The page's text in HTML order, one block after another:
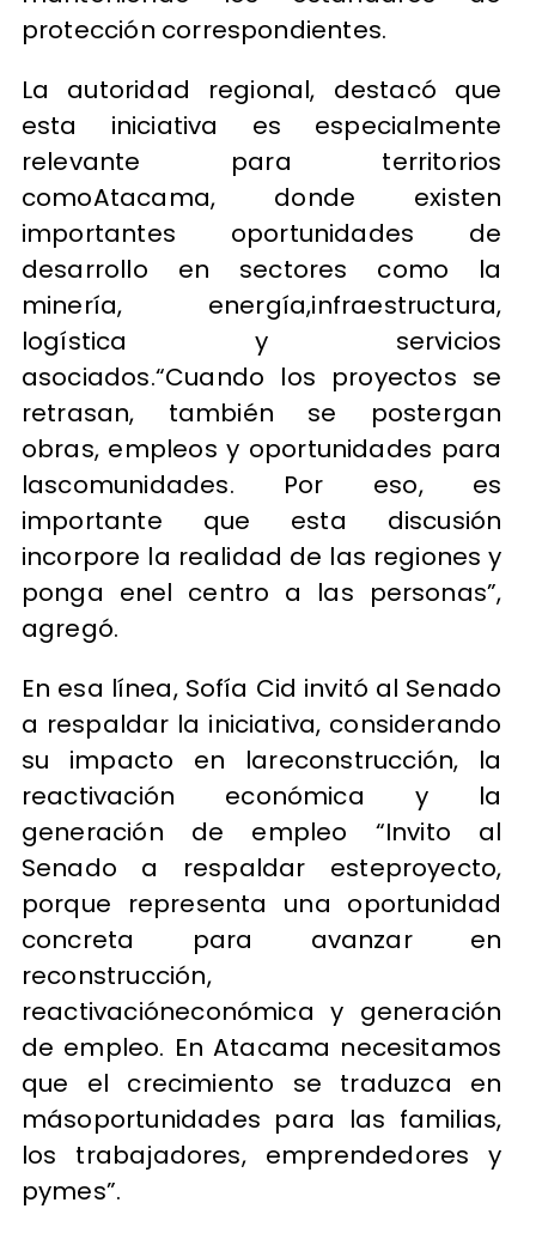
protección correspondientes.
La autoridad regional, destacó que
esta iniciativa es especialmente
relevante para territorios
comoAtacama, donde existen
importantes oportunidades de
desarrollo en sectores como la
minería, energía,infraestructura,
logística y servicios
asociados.“Cuando los proyectos se
retrasan, también se postergan
obras, empleos y oportunidades para
lascomunidades. Por eso, es
importante que esta discusión
incorpore la realidad de las regiones y
ponga enel centro a las personas”,
agregó.
En esa línea, Sofía Cid invitó al Senado
a respaldar la iniciativa, considerando
su impacto en lareconstrucción, la
reactivación económica y la
generación de empleo “Invito al
Senado a respaldar esteproyecto,
porque representa una oportunidad
concreta para avanzar en
reconstrucción,
reactivacióneconómica y generación
de empleo. En Atacama necesitamos
que el crecimiento se traduzca en
másoportunidades para las familias,
los trabajadores, emprendedores y
pymes”.